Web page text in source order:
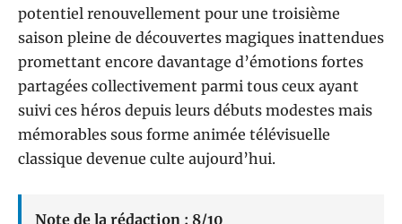
potentiel renouvellement pour une troisième
saison pleine de découvertes magiques inattendues
promettant encore davantage d’émotions fortes
partagées collectivement parmi tous ceux ayant
suivi ces héros depuis leurs débuts modestes mais
mémorables sous forme animée télévisuelle
classique devenue culte aujourd’hui.
Note de la rédaction : 8/10